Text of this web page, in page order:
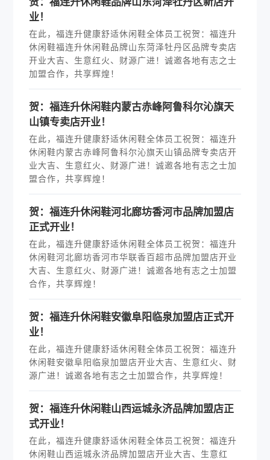
业！
在此，福连升健康舒适休闲鞋全体员工祝贺：福连升
休闲鞋福连升休闲鞋品牌山东菏泽牡丹区品牌专卖店
开业大吉、生意红火、财源广进！诚邀各地有志之士
加盟合作，共享辉煌！
贺：福连升休闲鞋内蒙古赤峰阿鲁科尔沁旗天
山镇专卖店开业！
在此，福连升健康舒适休闲鞋全体员工祝贺：福连升
休闲鞋内蒙古赤峰阿鲁科尔沁旗天山镇品牌专卖店开
业大吉、生意红火、财源广进！诚邀各地有志之士加
盟合作，共享辉煌！
贺：福连升休闲鞋河北廊坊香河市品牌加盟店
正式开业！
在此，福连升健康舒适休闲鞋全体员工祝贺：福连升
休闲鞋河北廊坊香河市华联香百超市品牌加盟店开业
大吉、生意红火、财源广进！诚邀各地有志之士加盟
合作，共享辉煌！
贺：福连升休闲鞋安徽阜阳临泉加盟店正式开
业！
在此，福连升健康舒适休闲鞋全体员工祝贺：福连升
休闲鞋安徽阜阳临泉加盟店开业大吉、生意红火、财
源广进！诚邀各地有志之士加盟合作，共享辉煌！
贺：福连升休闲鞋山西运城永济品牌加盟店正
式开业！
在此，福连升健康舒适休闲鞋全体员工祝贺：福连升
休闲鞋山西运城永济品牌加盟店开业大吉、生意红